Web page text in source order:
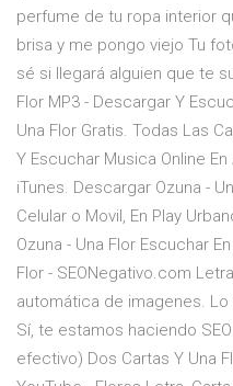
perfume de tu ropa interior
brisa y me pongo viejo Tu
sé si llegará alguien que te
Flor MP3 - Descargar Y
Una Flor Gratis. Todas Las
Y Escuchar Musica Online
iTunes. Descargar Ozuna -
Celular o Movil, En Play
Ozuna - Una Flor Escuchar
Flor - SEONegativo.com
automática de imagenes. Lo
Sí, te estamos haciendo
efectivo) Dos Cartas Y Una